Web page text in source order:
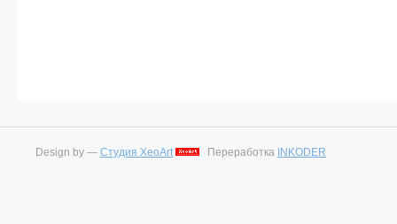
Design by — Студия XeoArt Переработка INKODER